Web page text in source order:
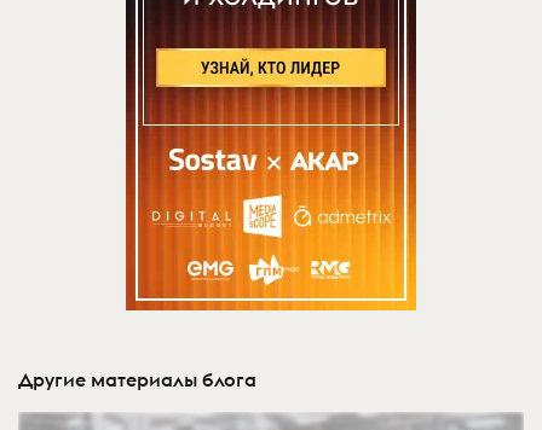
Другие материалы блога